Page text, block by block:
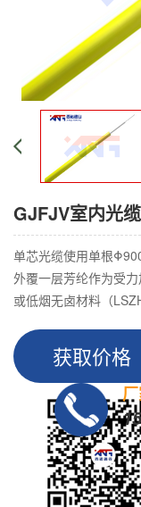
GJFJV室内光
单芯光缆使用单根
外覆一层芳纶作为受力
或低烟无卤材料（
获取价格
厂